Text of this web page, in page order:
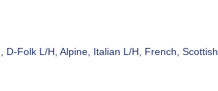
Folk L/H, Alpine, Italian L/H, French, Scottish